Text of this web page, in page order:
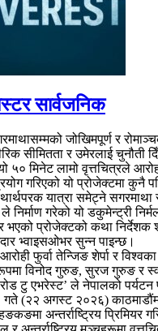
सार्वजनिक
जोखिमपूर्ण र
सीमितता र उमेरलाई
५० मिनेट लामो वृत्तचित्रले
गरिएको यो प्रोजेक्टमा कुनै
यात्रा समेट्ने सगरमाथा
गरेको यो डकुमेन्ट्री
भएको प्रोजेक्टको कथा
भ्वाइसओभर सुन्न पाइन्छ।
आरोही फुर्वा तेन्जिङ शेर्पा र
रूपमा विनोद गुरुङ, सुरज गुरुङ र
टु एभरेस्ट’ ले नेपालको
गते (२२ अगस्ट २०२६)
अन्तर्राष्ट्रिय प्रिमियर